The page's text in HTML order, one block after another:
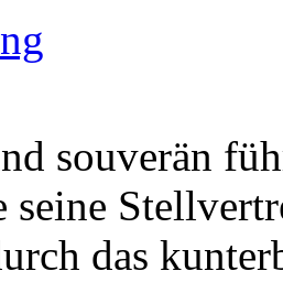
souverän
das